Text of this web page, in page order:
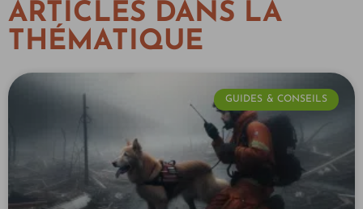
ARTICLES DANS LA
THÉMATIQUE
GUIDES & CONSEILS